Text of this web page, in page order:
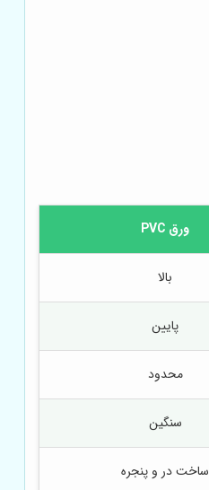
ورق PVC
بالا
پایین
محدود
سنگین
ساخت در و پنجره